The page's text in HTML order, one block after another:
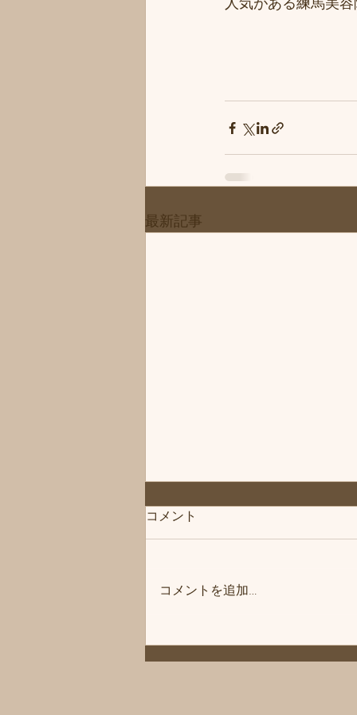
人気がある練馬美
最新記事
◆「お知らせ」練馬髪質改善
容院シフィ(sihui)
トメント＆ヘッドスパ練馬専門サ
ロン/練馬美容室、練馬美容院シ
コメント
コメントを追加…